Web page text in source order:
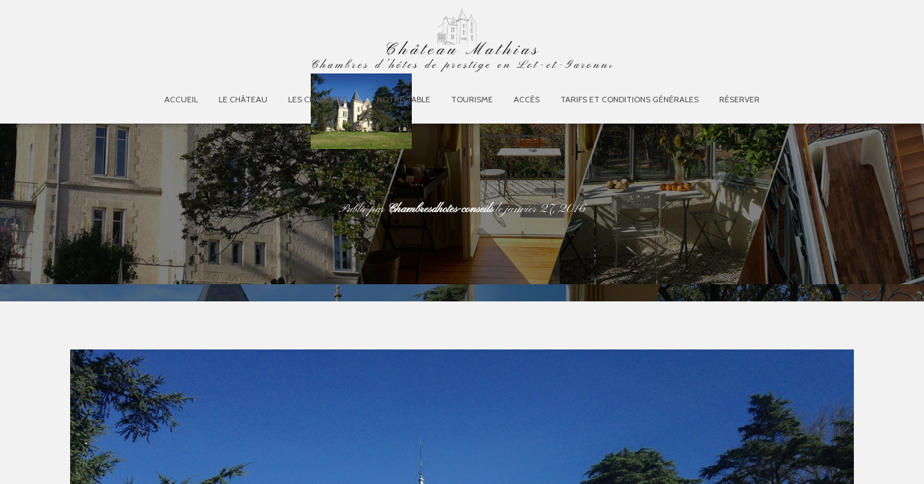
ACCUEIL LE CHÂTEAU LES CHAMBRES NOTRE TABLE TOURISME ACCÈS TARIFS ET CONDITIONS GÉNÉRALES RÉSERVER
Publié par Chambresdhotes-conseilslejanvier 27, 2016